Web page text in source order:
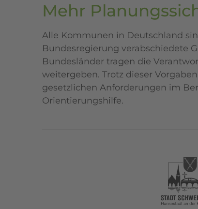
Mehr
Alle Kommunen in Deutschland
Bundesregierung verabschiedete
Bundesländer tragen die
weitergeben. Trotz dieser
gesetzlichen Anforderungen im
Orientierungshilfe.